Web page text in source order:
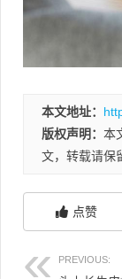
本文地址：
版权声明： 本
文，转载请保
点赞
PREVIOUS: